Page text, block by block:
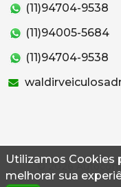
Utilizamos Cookies
melhorar sua
(11)94704-9538
(11)94005-5684
(11)94704-9538
© 2026